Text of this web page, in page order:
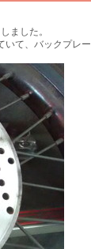
ました。
いて、バックプレー